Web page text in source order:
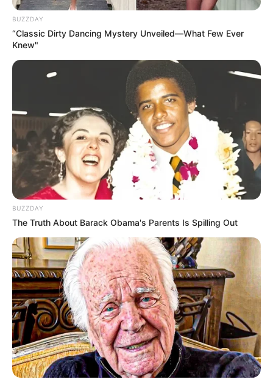
BUZZDAY
“Classic Dirty Dancing Mystery Unveiled—What Few Ever
Knew"
BUZZDAY
The Truth About Barack Obama's Parents Is Spilling Out